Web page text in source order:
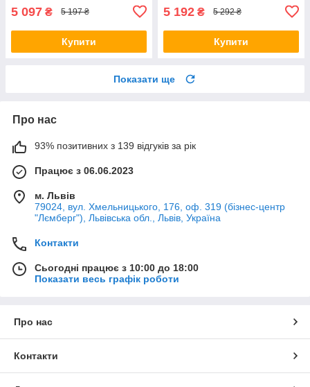
5 097 ₴ 5 197 ₴
Купити
5 192 ₴ 5 292 ₴
Купити
Показати ще
Про нас
93% позитивних з 139 відгуків за рік
Працює з 06.06.2023
м. Львів
79024, вул. Хмельницького, 176, оф. 319 (бізнес-центр
"Лємберг"), Львівська обл., Львів, Україна
Контакти
Сьогодні працює з 10:00 до 18:00
Показати весь графік роботи
Про нас
Контакти